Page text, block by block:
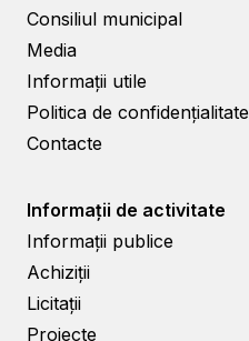
Consiliul municipal
Media
Informații utile
Politica de confidențialitate
Contacte
Informații de activitate
Informații publice
Achiziții
Licitații
Proiecte